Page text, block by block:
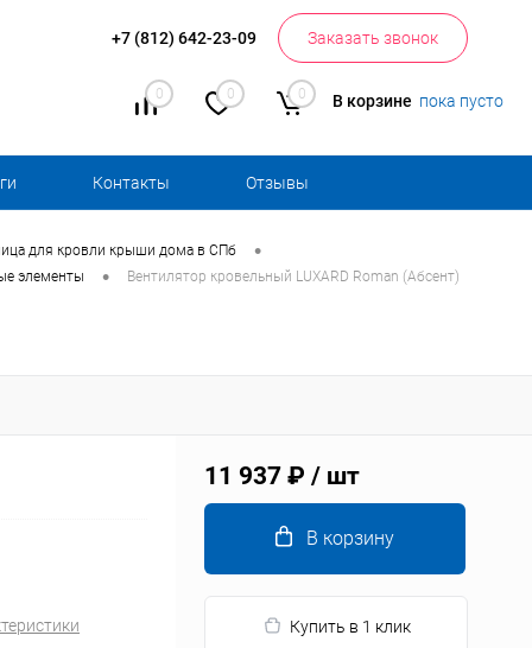
+7 (812) 642-23-09 Заказать звонок
0 0 0 В корзине пока пусто
Контакты Отзывы
для кровли крыши дома в СПб •
элементы • Вентилятор кровельный LUXARD Roman (Абсент)
11 937 ₽ / шт
В корзину
Купить в 1 клик